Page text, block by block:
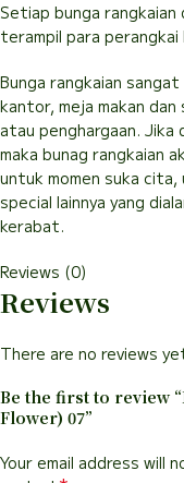
Setiap bunga rangkaian
terampil para
Bunga rangkaian
kantor, meja makan
atau penghargaan. Jika
maka bunag rangkaian
untuk momen suka cita,
special lainnya yang
kerabat.
Reviews (0)
Reviews
There are no reviews
Be the first to review
Flower) 07”
Your email address will